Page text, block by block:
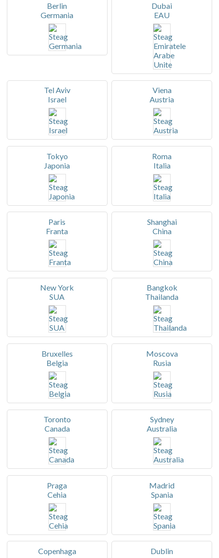
Berlin
Germania
Dubai
EAU
Tel Aviv
Israel
Viena
Austria
Tokyo
Japonia
Roma
Italia
Paris
Franta
Shanghai
China
New York
SUA
Bangkok
Thailanda
Bruxelles
Belgia
Moscova
Rusia
Toronto
Canada
Sydney
Australia
Praga
Cehia
Madrid
Spania
Copenhaga
Dublin